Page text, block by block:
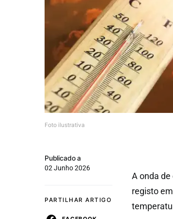
Foto ilustrativa
Publicado a
02 Junho 2026
PARTILHAR ARTIGO
A onda
registo